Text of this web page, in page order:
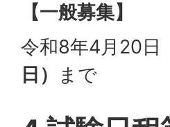
【一般募集】
令和8年4月20日
日）
まで